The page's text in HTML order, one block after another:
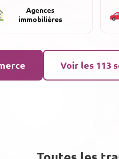
Agences
immobilières
Voir les 113